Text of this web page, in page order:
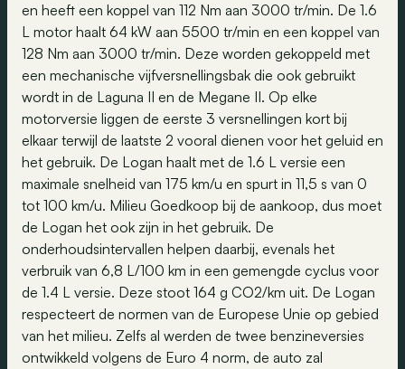
en heeft een koppel van 112 Nm aan 3000 tr/min. De 1.6
L motor haalt 64 kW aan 5500 tr/min en een koppel van
128 Nm aan 3000 tr/min. Deze worden gekoppeld met
een mechanische vijfversnellingsbak die ook gebruikt
wordt in de Laguna II en de Megane II. Op elke
motorversie liggen de eerste 3 versnellingen kort bij
elkaar terwijl de laatste 2 vooral dienen voor het geluid en
het gebruik. De Logan haalt met de 1.6 L versie een
maximale snelheid van 175 km/u en spurt in 11,5 s van 0
tot 100 km/u. Milieu Goedkoop bij de aankoop, dus moet
de Logan het ook zijn in het gebruik. De
onderhoudsintervallen helpen daarbij, evenals het
verbruik van 6,8 L/100 km in een gemengde cyclus voor
de 1.4 L versie. Deze stoot 164 g CO2/km uit. De Logan
respecteert de normen van de Europese Unie op gebied
van het milieu. Zelfs al werden de twee benzineversies
ontwikkeld volgens de Euro 4 norm, de auto zal